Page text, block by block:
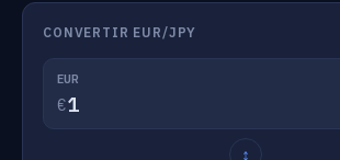
CONVERTIR EUR/JPY
EUR
€
↕